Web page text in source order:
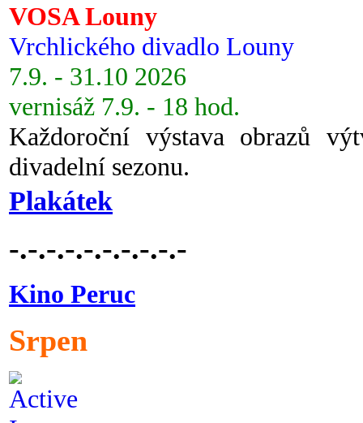
VOSA Louny
Vrchlického divadlo Louny
7.9. - 31.10 2026
vernisáž 7.9. - 18 hod.
Každoroční výstava obrazů
divadelní sezonu.
Plakátek
-.-.-.-.-.-.-.-.-.-
Kino Peruc
Srpen